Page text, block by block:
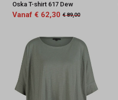
Oska T-shirt 617 Dew
Vanaf € 62,30 € 89,00